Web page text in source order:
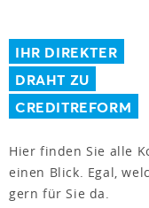
IHR DIREKTER
DRAHT ZU
CREDITREFORM
Hier finden Sie alle
einen Blick. Egal,
gern für Sie da.